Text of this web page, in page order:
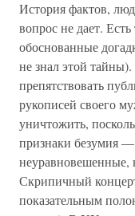
История фактов,
вопрос не дает.
обоснованные
не знал этой
препятствовать
рукописей своего
уничтожить,
признаки безумия
неуравновешенные,
Скрипичный
показательным